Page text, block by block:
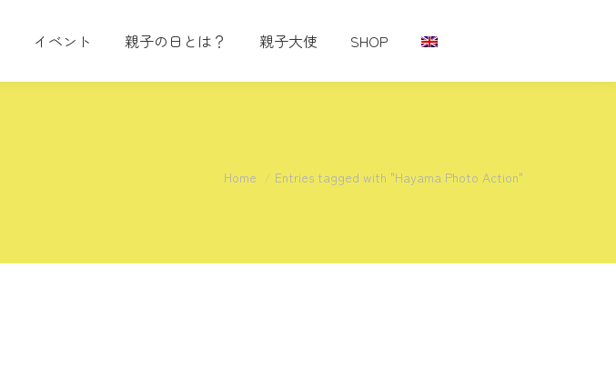
イベント 親子の日とは？ 親子大使 SHOP
You are here:
Home Entries tagged with "Hayama Photo Action"